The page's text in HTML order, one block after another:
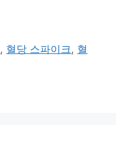
, 혈당 스파이크 , 혈